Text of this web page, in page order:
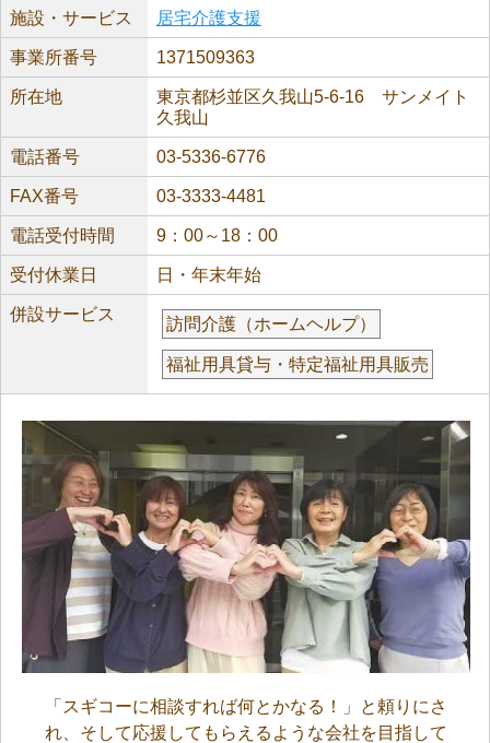
施設・サービス 居宅介護支援
事業所番号 1371509363
所在地
東京都杉並区久我山5-6-16 サンメイト
久我山
電話番号 03-5336-6776
FAX番号 03-3333-4481
電話受付時間 9：00～18：00
受付休業日 日・年末年始
併設サービス
訪問介護（ホームヘルプ）
福祉用具貸与・特定福祉用具販売
「スギコーに相談すれば何とかなる！」と頼りにさ
れ、そして応援してもらえるような会社を目指して